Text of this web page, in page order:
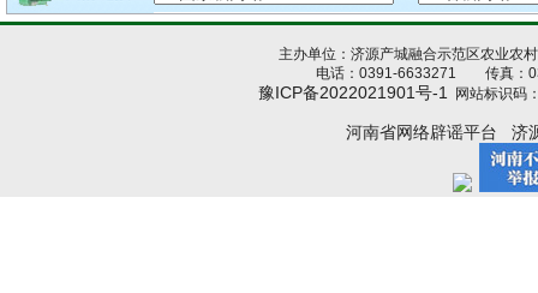
主办单位：济源产城融合示范区农业
电话：0391-6633271 传真：
豫ICP备2022021901号-1 网站标识码
河南省网络辟谣平台 济